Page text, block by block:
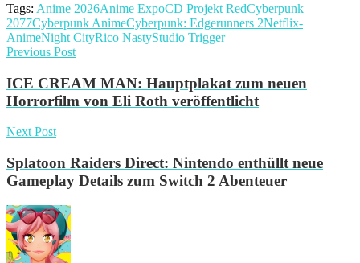
Tags: Anime 2026Anime ExpoCD Projekt RedCyberpunk
2077Cyberpunk AnimeCyberpunk: Edgerunners 2Netflix-
AnimeNight CityRico NastyStudio Trigger
Previous Post
ICE CREAM MAN: Hauptplakat zum neuen
Horrorfilm von Eli Roth veröffentlicht
Next Post
Splatoon Raiders Direct: Nintendo enthüllt neue
Gameplay Details zum Switch 2 Abenteuer